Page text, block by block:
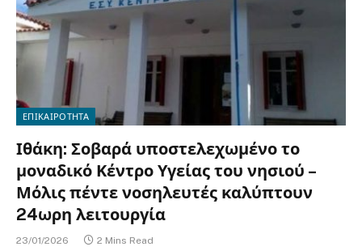
ΕΠΙΚΑΙΡΟΤΗΤΑ
Ιθάκη: Σοβαρά υποστελεχωμένο το
μοναδικό Κέντρο Υγείας του νησιού –
Μόλις πέντε νοσηλευτές καλύπτουν
24ωρη λειτουργία
23/01/2026 2 Mins Read